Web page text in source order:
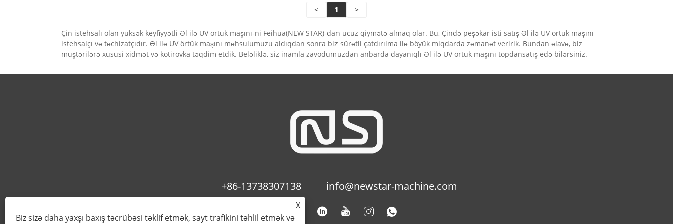
< 1 >
Çin istehsalı olan yüksək keyfiyyətli Əl ilə UV örtük maşını-ni Feihua(NEW STAR)-dan ucuz qiymətə almaq olar. Bu, Çində peşəkar isti satış Əl ilə UV örtük maşını
istehsalçı və təchizatçıdır. Əl ilə UV örtük maşını məhsulumuzu aldıqdan sonra biz sürətli çatdırılma ilə böyük miqdarda zəmanət veririk. Bundan əlavə, biz
müştərilərə xüsusi xidmət və kotirovka təqdim etdik. Beləliklə, siz inamla zavodumuzdan anbarda dayanıqlı Əl ilə UV örtük maşını topdansatış edə bilərsiniz.
+86-13738307138 info@newstar-machine.com
X
Biz sizə daha yaxşı baxış təcrübəsi təklif etmək, sayt trafikini təhlil etmək və